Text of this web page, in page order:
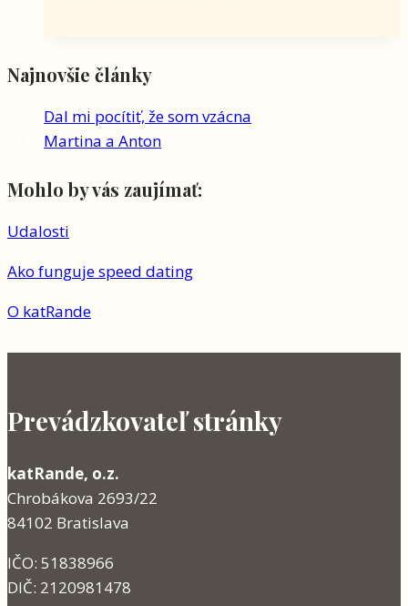
Najnovšie články
Dal mi pocítiť, že som vzácna
Martina a Anton
Mohlo by vás zaujímať:
Udalosti
Ako funguje speed dating
O katRande
Prevádzkovateľ stránky
katRande, o.z.
Chrobákova 2693/22
84102 Bratislava
IČO: 51838966
DIČ: 2120981478